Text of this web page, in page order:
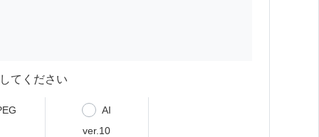
てください
AI
ver.10